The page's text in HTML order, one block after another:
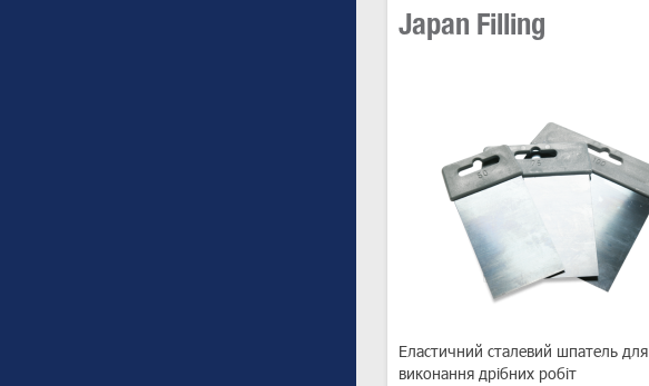
Japan Filling
Еластичний сталевий шпатель для
виконання дрібних робіт